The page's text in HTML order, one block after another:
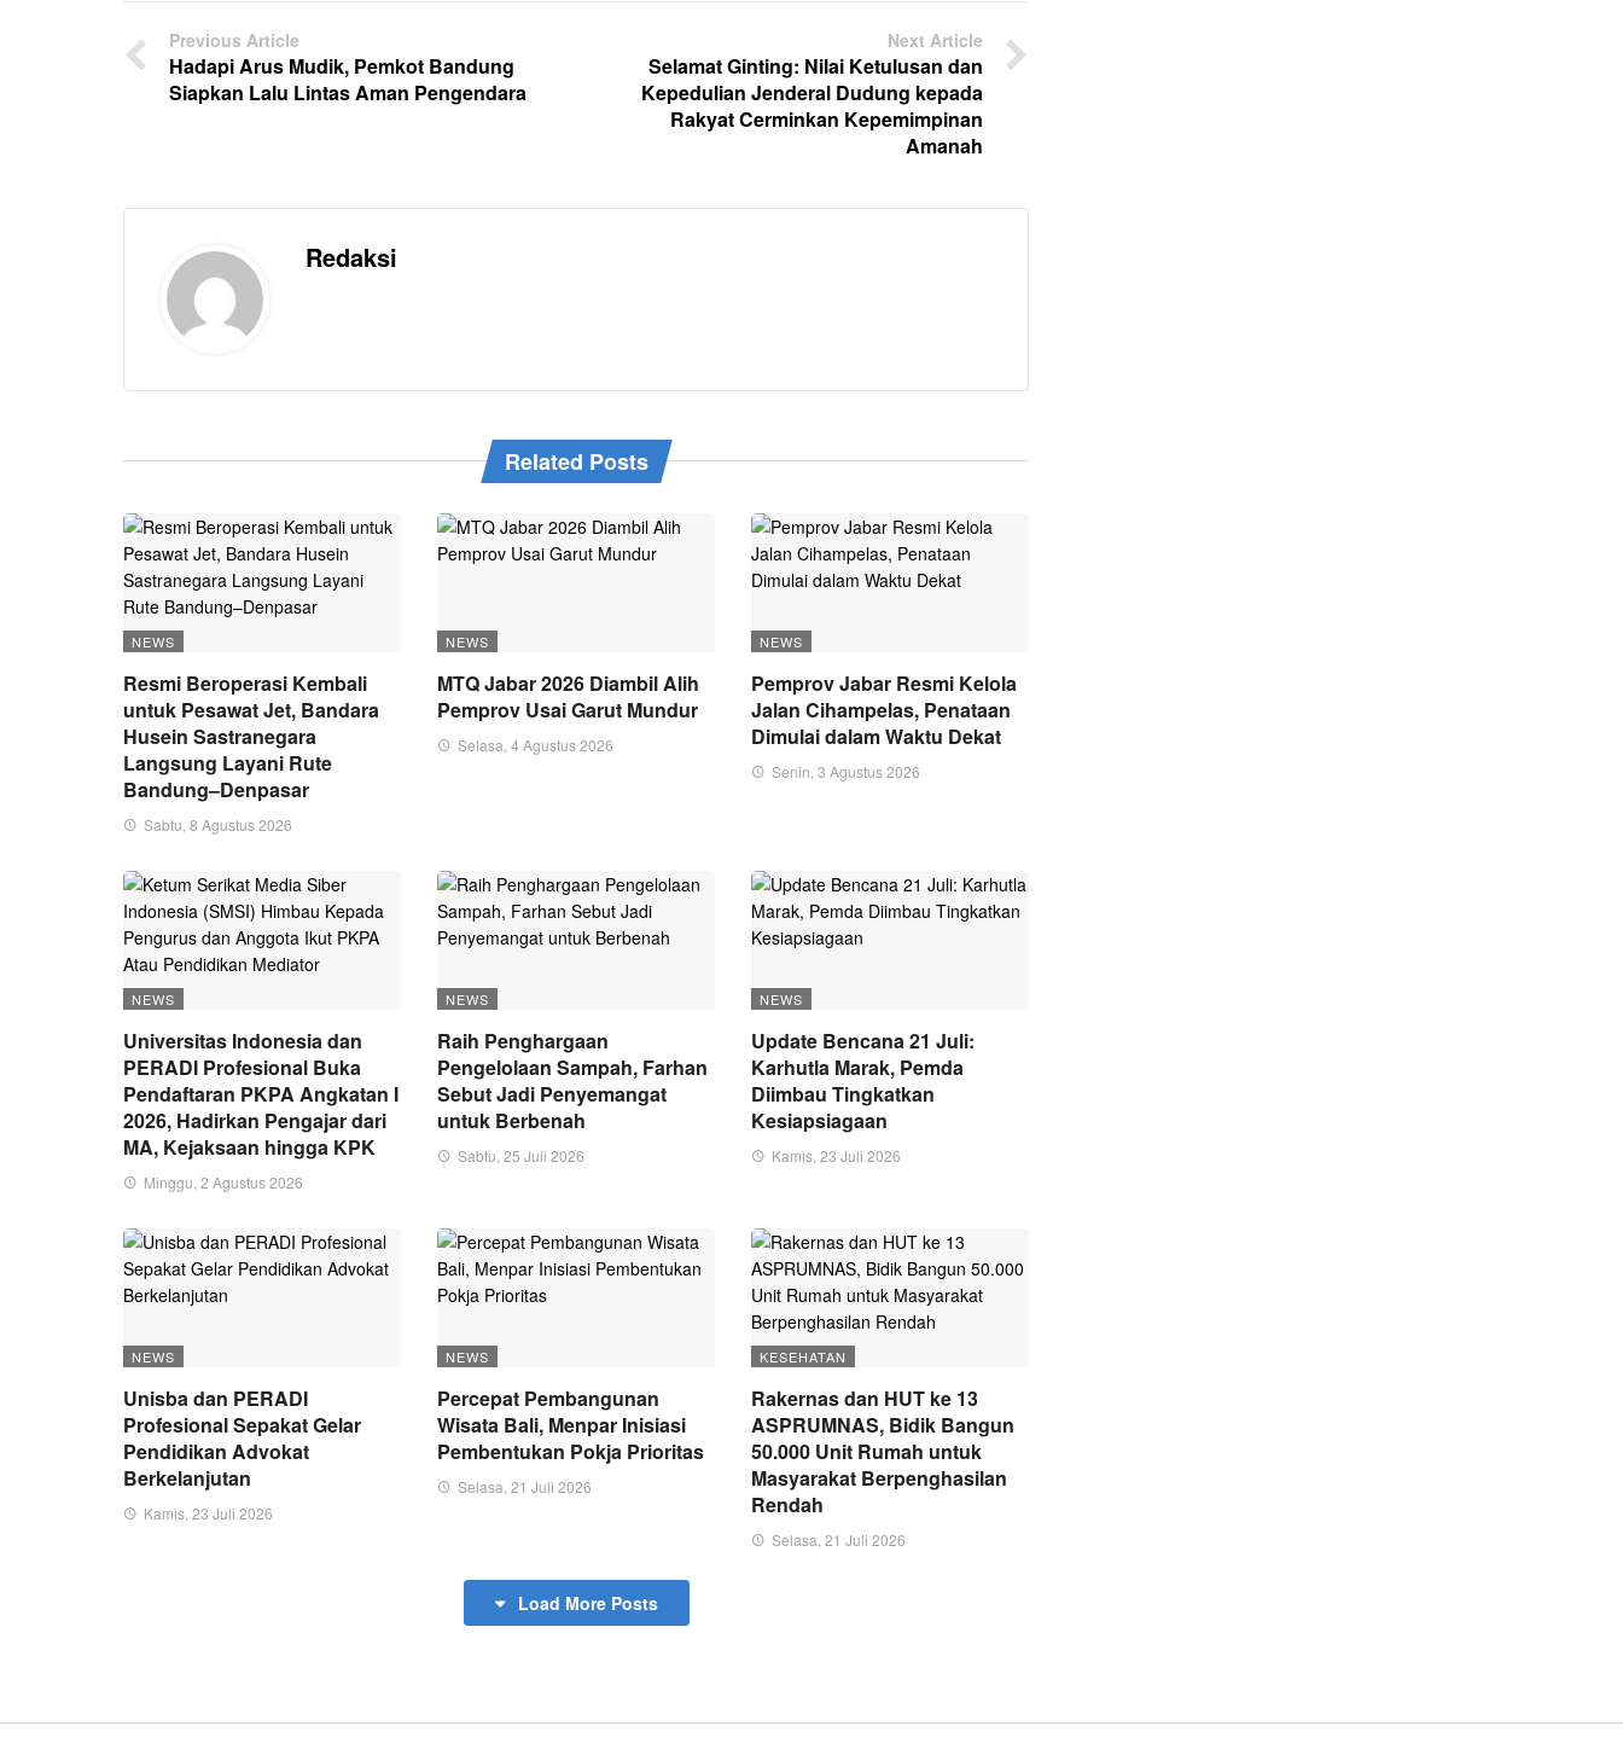
Previous Article
Hadapi Arus Mudik, Pemkot Bandung
Siapkan Lalu Lintas Aman Pengendara
Next Article
Selamat Ginting: Nilai Ketulusan dan
Kepedulian Jenderal Dudung kepada
Rakyat Cerminkan Kepemimpinan
Amanah
Redaksi
Related Posts
NEWS
Resmi Beroperasi Kembali
untuk Pesawat Jet, Bandara
Husein Sastranegara
Langsung Layani Rute
Bandung–Denpasar
Sabtu, 8 Agustus 2026
NEWS
MTQ Jabar 2026 Diambil Alih
Pemprov Usai Garut Mundur
Selasa, 4 Agustus 2026
NEWS
Pemprov Jabar Resmi Kelola
Jalan Cihampelas, Penataan
Dimulai dalam Waktu Dekat
Senin, 3 Agustus 2026
NEWS
Universitas Indonesia dan
PERADI Profesional Buka
Pendaftaran PKPA Angkatan I
2026, Hadirkan Pengajar dari
MA, Kejaksaan hingga KPK
Minggu, 2 Agustus 2026
NEWS
Raih Penghargaan
Pengelolaan Sampah, Farhan
Sebut Jadi Penyemangat
untuk Berbenah
Sabtu, 25 Juli 2026
NEWS
Update Bencana 21 Juli:
Karhutla Marak, Pemda
Diimbau Tingkatkan
Kesiapsiagaan
Kamis, 23 Juli 2026
NEWS
Unisba dan PERADI
Profesional Sepakat Gelar
Pendidikan Advokat
Berkelanjutan
Kamis, 23 Juli 2026
NEWS
Percepat Pembangunan
Wisata Bali, Menpar Inisiasi
Pembentukan Pokja Prioritas
Selasa, 21 Juli 2026
KESEHATAN
Rakernas dan HUT ke 13
ASPRUMNAS, Bidik Bangun
50.000 Unit Rumah untuk
Masyarakat Berpenghasilan
Rendah
Selasa, 21 Juli 2026
Load More Posts